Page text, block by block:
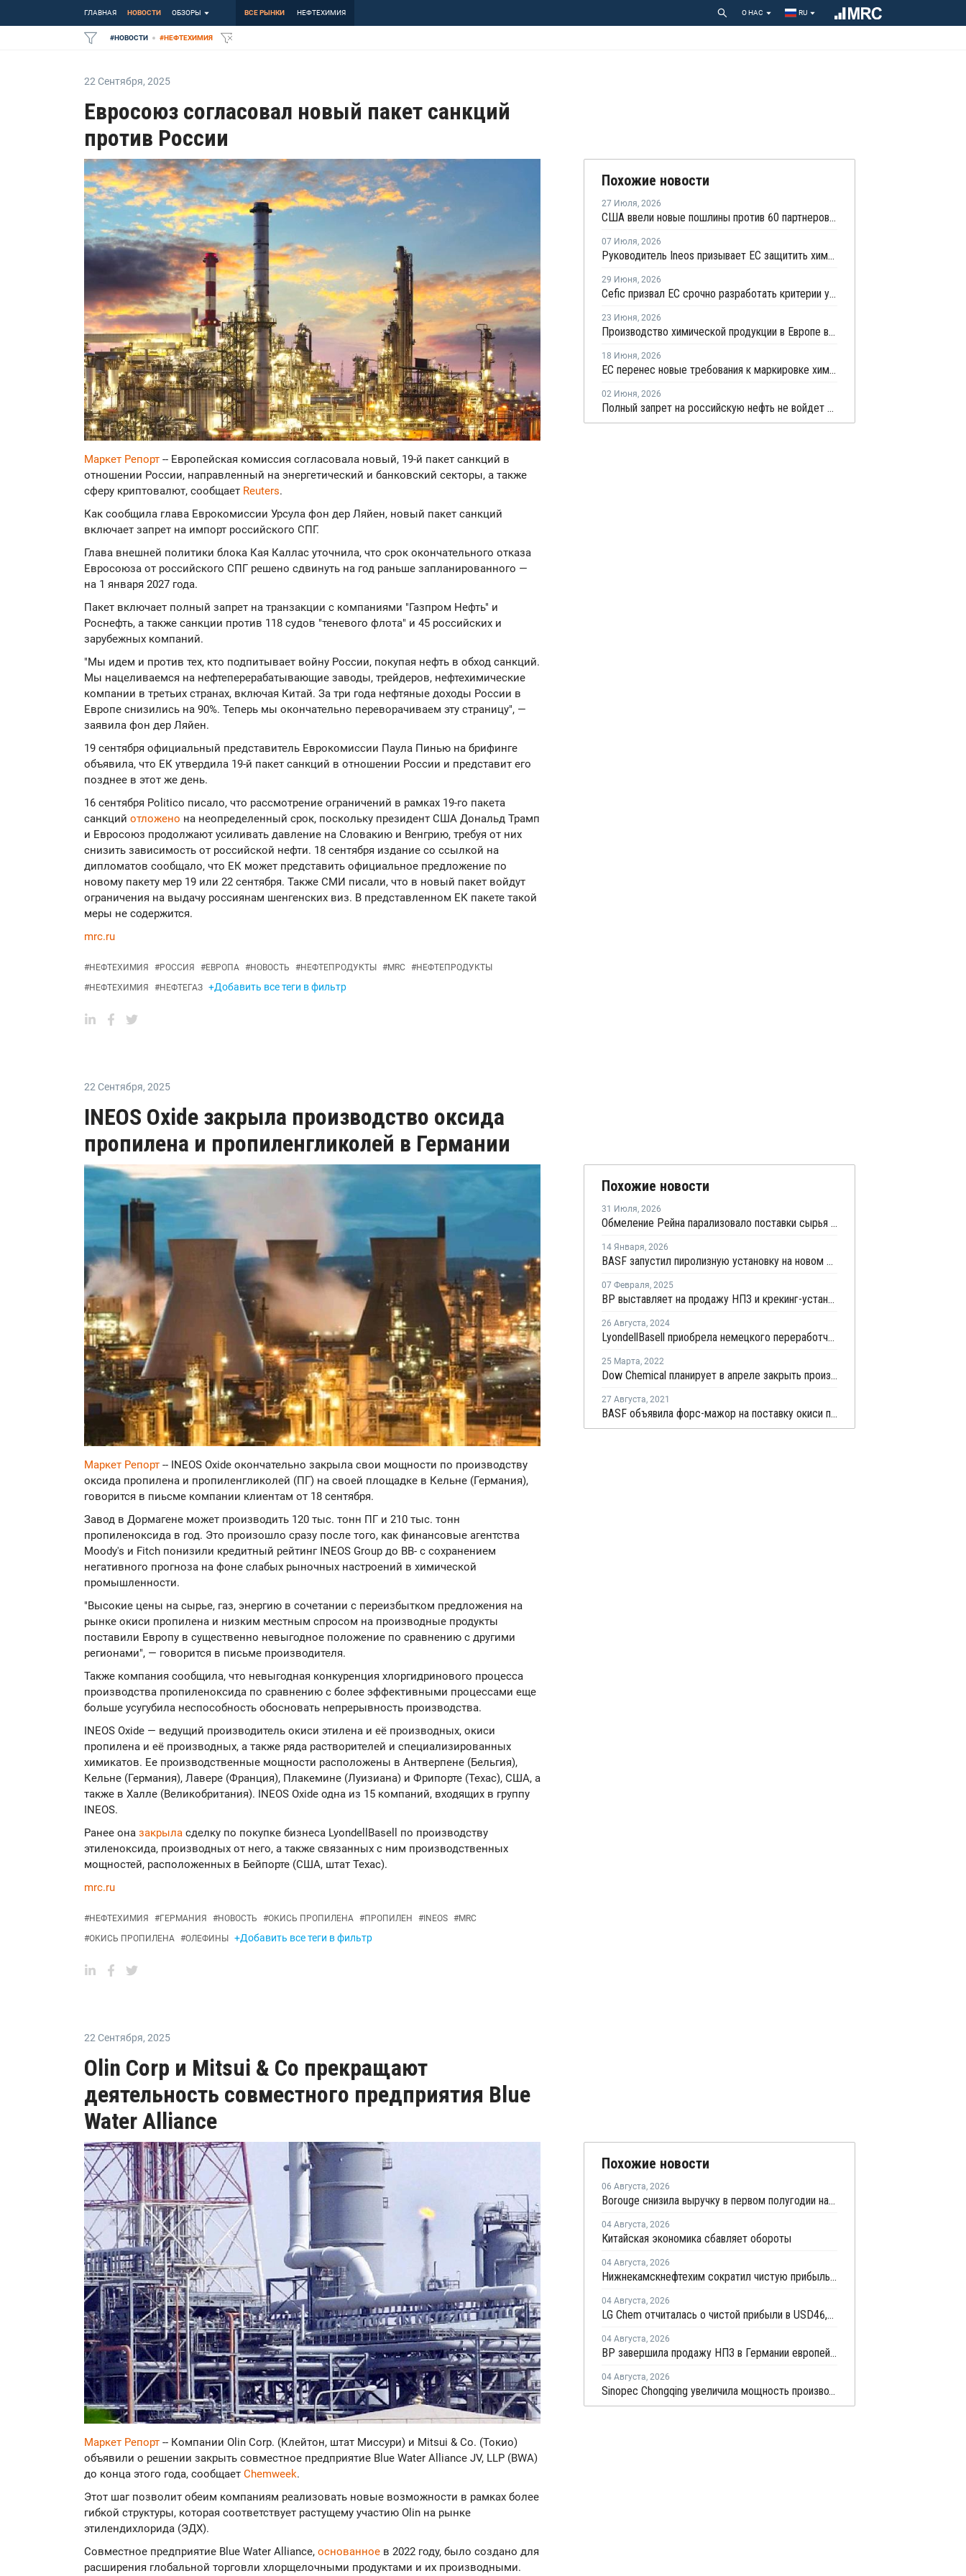
ГЛАВНАЯ НОВОСТИ ОБЗОРЫ ВСЕ РЫНКИ НЕФТЕХИМИЯ О НАС RU
#НОВОСТИ #НЕФТЕХИМИЯ
22 Сентября, 2025
Евросоюз согласовал новый пакет санкций
против России
Маркет Репорт -- Европейская комиссия согласовала новый, 19-й пакет санкций в
отношении России, направленный на энергетический и банковский секторы, а также
сферу криптовалют, сообщает Reuters.
Как сообщила глава Еврокомиссии Урсула фон дер Ляйен, новый пакет санкций
включает запрет на импорт российского СПГ.
Глава внешней политики блока Кая Каллас уточнила, что срок окончательного отказа
Евросоюза от российского СПГ решено сдвинуть на год раньше запланированного —
на 1 января 2027 года.
Пакет включает полный запрет на транзакции с компаниями "Газпром Нефть" и
Роснефть, а также санкции против 118 судов "теневого флота" и 45 российских и
зарубежных компаний.
"Мы идем и против тех, кто подпитывает войну России, покупая нефть в обход санкций.
Мы нацеливаемся на нефтеперерабатывающие заводы, трейдеров, нефтехимические
компании в третьих странах, включая Китай. За три года нефтяные доходы России в
Европе снизились на 90%. Теперь мы окончательно переворачиваем эту страницу", —
заявила фон дер Ляйен.
19 сентября официальный представитель Еврокомиссии Паула Пинью на брифинге
объявила, что ЕК утвердила 19-й пакет санкций в отношении России и представит его
позднее в этот же день.
16 сентября Politico писало, что рассмотрение ограничений в рамках 19-го пакета
санкций отложено на неопределенный срок, поскольку президент США Дональд Трамп
и Евросоюз продолжают усиливать давление на Словакию и Венгрию, требуя от них
снизить зависимость от российской нефти. 18 сентября издание со ссылкой на
дипломатов сообщало, что ЕК может представить официальное предложение по
новому пакету мер 19 или 22 сентября. Также СМИ писали, что в новый пакет войдут
ограничения на выдачу россиянам шенгенских виз. В представленном ЕК пакете такой
меры не содержится.
mrc.ru
#НЕФТЕХИМИЯ #РОССИЯ #ЕВРОПА #НОВОСТЬ #НЕФТЕПРОДУКТЫ #MRC #НЕФТЕПРОДУКТЫ
#НЕФТЕХИМИЯ #НЕФТЕГАЗ +Добавить все теги в фильтр
Похожие новости
27 Июля, 2026
США ввели новые пошлины против 60 партнеров, включая ЕС
07 Июля, 2026
Руководитель Ineos призывает ЕС защитить химическую отрасль от китайского демпинга
29 Июня, 2026
Сefic призвал ЕС срочно разработать критерии утилизации отходов методом химпереработки
23 Июня, 2026
Производство химической продукции в Европе в первом квартале сократилось на 3,2% — Cefic
18 Июня, 2026
ЕС перенес новые требования к маркировке химикатов до 2030 года
02 Июня, 2026
Полный запрет на российскую нефть не войдет в новый пакет санкций ЕС
22 Сентября, 2025
INEOS Oxide закрыла производство оксида
пропилена и пропиленгликолей в Германии
Маркет Репорт -- INEOS Oxide окончательно закрыла свои мощности по производству
оксида пропилена и пропиленгликолей (ПГ) на своей площадке в Кельне (Германия),
говорится в пиьсме компании клиентам от 18 сентября.
Завод в Дормагене может производить 120 тыс. тонн ПГ и 210 тыс. тонн
пропиленоксида в год. Это произошло сразу после того, как финансовые агентства
Moody's и Fitch понизили кредитный рейтинг INEOS Group до BB- с сохранением
негативного прогноза на фоне слабых рыночных настроений в химической
промышленности.
"Высокие цены на сырье, газ, энергию в сочетании с переизбытком предложения на
рынке окиси пропилена и низким местным спросом на производные продукты
поставили Европу в существенно невыгодное положение по сравнению с другими
регионами", — говорится в письме производителя.
Также компания сообщила, что невыгодная конкуренция хлоргидринового процесса
производства пропиленоксида по сравнению с более эффективными процессами еще
больше усугубила неспособность обосновать непрерывность производства.
INEOS Oxide — ведущий производитель окиси этилена и её производных, окиси
пропилена и её производных, а также ряда растворителей и специализированных
химикатов. Ее производственные мощности расположены в Антверпене (Бельгия),
Кельне (Германия), Лавере (Франция), Плакемине (Луизиана) и Фрипорте (Техас), США, а
также в Халле (Великобритания). INEOS Oxide одна из 15 компаний, входящих в группу
INEOS.
Ранее она закрыла сделку по покупке бизнеса LyondellBasell по производству
этиленоксида, производных от него, а также связанных с ним производственных
мощностей, расположенных в Бейпорте (США, штат Техас).
mrc.ru
#НЕФТЕХИМИЯ #ГЕРМАНИЯ #НОВОСТЬ #ОКИСЬ ПРОПИЛЕНА #ПРОПИЛЕН #INEOS #MRC
#ОКИСЬ ПРОПИЛЕНА #ОЛЕФИНЫ +Добавить все теги в фильтр
Похожие новости
31 Июля, 2026
Обмеление Рейна парализовало поставки сырья для нефтехимии Германии
14 Января, 2026
BASF запустил пиролизную установку на новом заводе в Китае
07 Февраля, 2025
BP выставляет на продажу НПЗ и крекинг-установки в Германии
26 Августа, 2024
LyondellBasell приобрела немецкого переработчика вторсырья – APK
25 Марта, 2022
Dow Chemical планирует в апреле закрыть производство окиси пропилена в Германии на ремонт
27 Августа, 2021
BASF объявила форс-мажор на поставку окиси пропилена в Людвигсхафене
22 Сентября, 2025
Olin Corp и Mitsui & Co прекращают
деятельность совместного предприятия Blue
Water Alliance
Маркет Репорт -- Компании Olin Corp. (Клейтон, штат Миссури) и Mitsui & Co. (Токио)
объявили о решении закрыть совместное предприятие Blue Water Alliance JV, LLP (BWA)
до конца этого года, сообщает Chemweek.
Этот шаг позволит обеим компаниям реализовать новые возможности в рамках более
гибкой структуры, которая соответствует растущему участию Olin на рынке
этилендихлорида (ЭДХ).
Совместное предприятие Blue Water Alliance, основанное в 2022 году, было создано для
расширения глобальной торговли хлорщелочными продуктами и их производными.
Похожие новости
06 Августа, 2026
Borouge снизила выручку в первом полугодии на 5%
04 Августа, 2026
Китайская экономика сбавляет обороты
04 Августа, 2026
Нижнекамскнефтехим сократил чистую прибыль по РСБУ в 15 раз в первом полугодии
04 Августа, 2026
LG Chem отчиталась о чистой прибыли в USD46,9 млн по итогам второго квартала 2026 года
04 Августа, 2026
BP завершила продажу НПЗ в Германии европейской Klesch Group
04 Августа, 2026
Sinopec Chongqing увеличила мощность производства ПВС до 210 тысяч тонн